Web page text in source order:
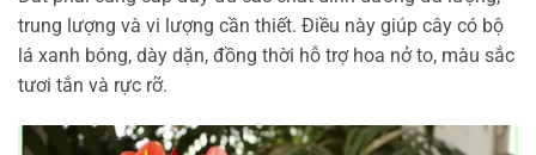
trung lượng và vi lượng cần thiết. Điều này giúp cây có bộ
lá xanh bóng, dày dặn, đồng thời hỗ trợ hoa nở to, màu sắc
tươi tắn và rực rỡ.